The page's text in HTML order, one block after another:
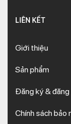
LIÊN KẾT
Giới thiệu
Sản phẩm
Đăng ký & đăng
Chính sách bảo